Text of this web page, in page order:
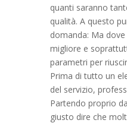
quanti saranno
qualità. A questo
domanda: Ma
migliore e
parametri per
Prima di tutto un
del servizio,
Partendo proprio
giusto dire che